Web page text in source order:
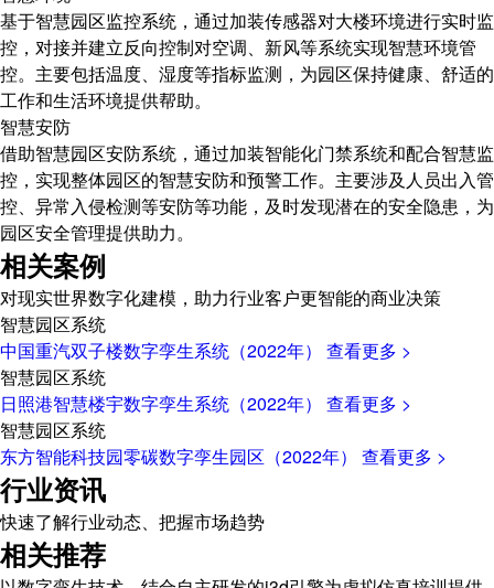
基于智慧园区监控系统，通过加装传感器对大楼环境进行实时监
控，对接并建立反向控制对空调、新风等系统实现智慧环境管
控。主要包括温度、湿度等指标监测，为园区保持健康、舒适的
工作和生活环境提供帮助。
智慧安防
借助智慧园区安防系统，通过加装智能化门禁系统和配合智慧监
控，实现整体园区的智慧安防和预警工作。主要涉及人员出入管
控、异常入侵检测等安防等功能，及时发现潜在的安全隐患，为
园区安全管理提供助力。
相关案例
对现实世界数字化建模，助力行业客户更智能的商业决策
智慧园区系统
中国重汽双子楼数字孪生系统（2022年）
查看更多 >
智慧园区系统
日照港智慧楼宇数字孪生系统（2022年）
查看更多 >
智慧园区系统
东方智能科技园零碳数字孪生园区（2022年）
查看更多 >
行业资讯
快速了解行业动态、把握市场趋势
相关推荐